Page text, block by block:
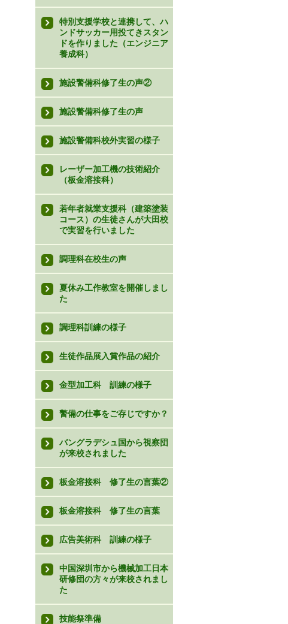
特別支援学校と連携して、ハ
ンドサッカー用投てきスタン
ドを作りました（エンジニア
養成科）
施設警備科修了生の声②
施設警備科修了生の声
施設警備科校外実習の様子
レーザー加工機の技術紹介
（板金溶接科）
若年者就業支援科（建築塗装
コース）の生徒さんが大田校
で実習を行いました
調理科在校生の声
夏休み工作教室を開催しまし
た
調理科訓練の様子
生徒作品展入賞作品の紹介
金型加工科 訓練の様子
警備の仕事をご存じですか？
バングラデシュ国から視察団
が来校されました
板金溶接科 修了生の言葉②
板金溶接科 修了生の言葉
広告美術科 訓練の様子
中国深圳市から機械加工日本
研修団の方々が来校されまし
た
技能祭準備